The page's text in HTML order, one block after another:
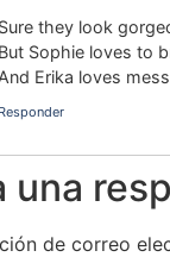
they look
Sophie loves to
Erika loves
una
de correo